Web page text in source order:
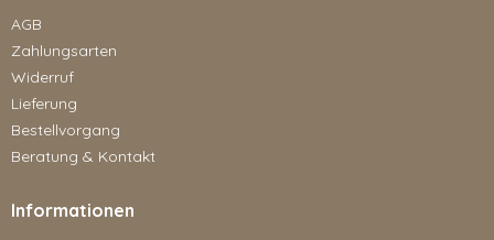
AGB
Zahlungsarten
Widerruf
Lieferung
Bestellvorgang
Beratung & Kontakt
Informationen